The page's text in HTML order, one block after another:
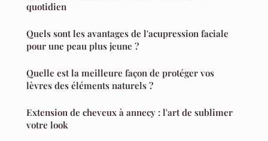
quotidien
Quels sont les avantages de l'acupression faciale
pour une peau plus jeune ?
Quelle est la meilleure façon de protéger vos
lèvres des éléments naturels ?
Extension de cheveux à annecy : l'art de sublimer
votre look